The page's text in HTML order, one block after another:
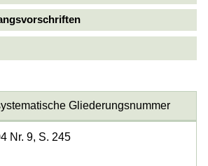
Gliederungsnummer
Nr. 9, S. 245